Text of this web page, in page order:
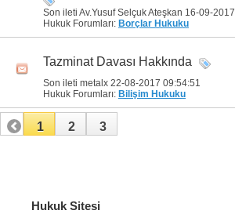
Son ileti Av.Yusuf Selçuk Ateşkan 16-09-2017
Hukuk Forumları: Borçlar Hukuku
Tazminat Davası Hakkında
Son ileti metalx 22-08-2017 09:54:51
Hukuk Forumları: Bilişim Hukuku
1 2 3
Hukuk Sitesi